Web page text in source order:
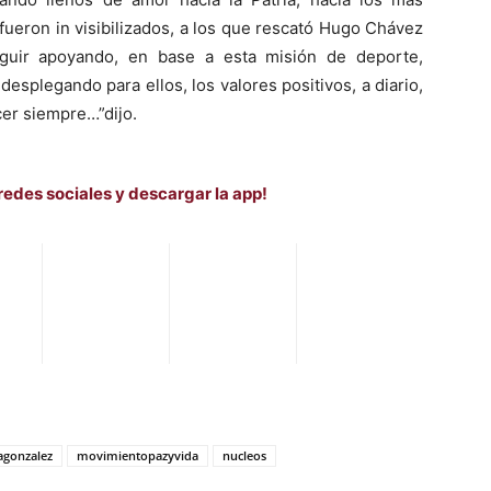
in visibilizados, a los que rescató Hugo Chávez
apoyando, en base a esta misión de deporte,
para ellos, los valores positivos, a diario,
siempre…”dijo.
sociales y descargar la app!
movimientopazyvida nucleos